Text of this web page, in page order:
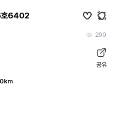
호6402
290
공유